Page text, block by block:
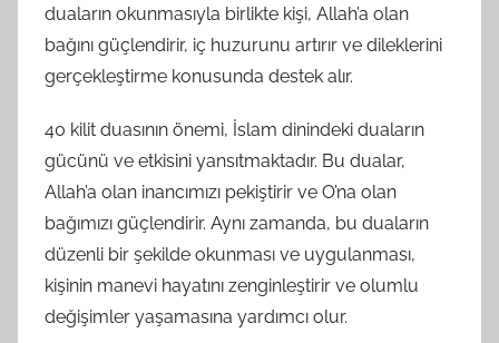
duaların okunmasıyla birlikte kişi, Allah’a olan
bağını güçlendirir, iç huzurunu artırır ve dileklerini
gerçekleştirme konusunda destek alır.
40 kilit duasının önemi, İslam dinindeki duaların
gücünü ve etkisini yansıtmaktadır. Bu dualar,
Allah’a olan inancımızı pekiştirir ve O’na olan
bağımızı güçlendirir. Aynı zamanda, bu duaların
düzenli bir şekilde okunması ve uygulanması,
kişinin manevi hayatını zenginleştirir ve olumlu
değişimler yaşamasına yardımcı olur.